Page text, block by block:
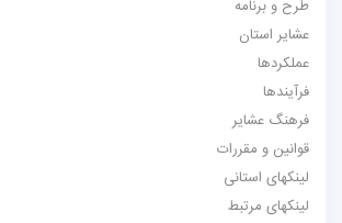
طرح و برنامه
عشایر استان
عملکردها
فرآیندها
فرهنگ عشایر
قوانین و مقررات
لینکهای استانی
لینکهای مرتبط